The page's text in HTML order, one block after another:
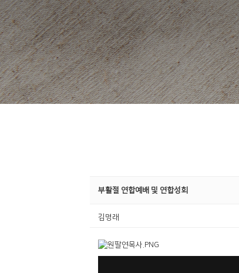
부활절 연합예배 및 연합성회
김명래